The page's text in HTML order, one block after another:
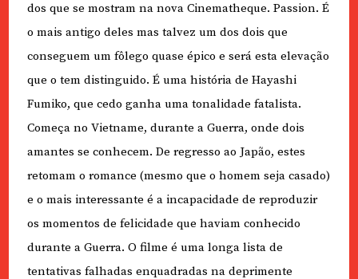
dos que se mostram na nova Cinematheque. Passion. É
o mais antigo deles mas talvez um dos dois que
conseguem um fôlego quase épico e será esta elevação
que o tem distinguido. É uma história de Hayashi
Fumiko, que cedo ganha uma tonalidade fatalista.
Começa no Vietname, durante a Guerra, onde dois
amantes se conhecem. De regresso ao Japão, estes
retomam o romance (mesmo que o homem seja casado)
e o mais interessante é a incapacidade de reproduzir
os momentos de felicidade que haviam conhecido
durante a Guerra. O filme é uma longa lista de
tentativas falhadas enquadradas na deprimente